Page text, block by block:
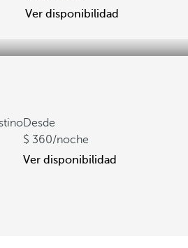
Ver disponibilidad
Desde
360/noche
Ver disponibilidad